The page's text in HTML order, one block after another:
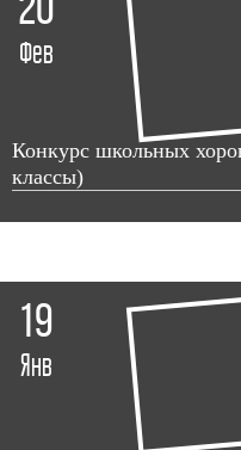
20
Фев
Конкурс школьных
классы)
19
Янв